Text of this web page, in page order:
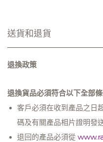
送貨和退貨
退換政策
退換貨品必須符合以下全部條
客戶必須在收到產品之日
碼及有關產品相片證明發
退回的產品必須從